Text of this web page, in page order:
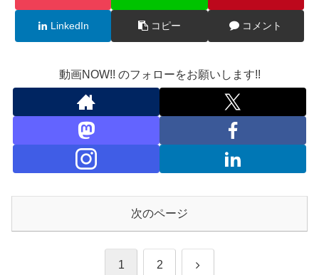
LinkedIn コピー コメント
動画NOW!! のフォローをお願いします!!
次のページ
1 2 次